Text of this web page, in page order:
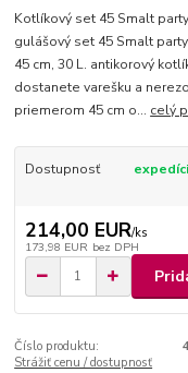
Kotlíkový set 45 Smalt
gulášový set 45 Smalt
45 cm, 30 L. antikorový
dostanete varešku a
priemerom 45 cm o... celý
Dostupnosť
214,00 EUR/ks
173,98 EUR bez DPH
Číslo produktu:
Strážiť cenu / dostupnosť